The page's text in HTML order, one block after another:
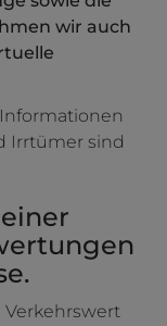
wir auch
Irrtümer sind